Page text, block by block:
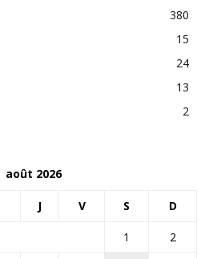
380
15
24
13
2
août 2026
J V S D
1
2